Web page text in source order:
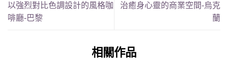
以強烈對比色調設計的風格咖
啡廳-巴黎
治癒身心靈的商業空間-烏克
蘭
相關作品